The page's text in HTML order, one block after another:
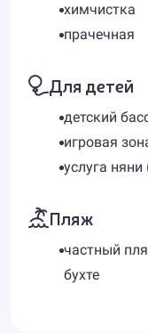
химчистка
прачечная
Для детей
детский
игровая
услуга
Пляж
частный
бухте